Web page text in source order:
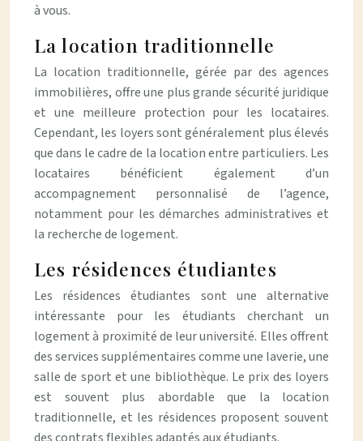
à vous.
La location traditionnelle
La location traditionnelle, gérée par des agences
immobilières, offre une plus grande sécurité juridique
et une meilleure protection pour les locataires.
Cependant, les loyers sont généralement plus élevés
que dans le cadre de la location entre particuliers. Les
locataires bénéficient également d’un
accompagnement personnalisé de l’agence,
notamment pour les démarches administratives et
la recherche de logement.
Les résidences étudiantes
Les résidences étudiantes sont une alternative
intéressante pour les étudiants cherchant un
logement à proximité de leur université. Elles offrent
des services supplémentaires comme une laverie, une
salle de sport et une bibliothèque. Le prix des loyers
est souvent plus abordable que la location
traditionnelle, et les résidences proposent souvent